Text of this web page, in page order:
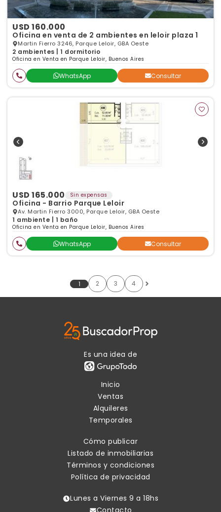
USD 160.000
Oficina en venta de 2 ambientes en leloir plaza 1
Martin Fierro 3246, Parque Leloir, GBA Oeste
2 ambientes | 1 dormitorio
Oficina en Venta en Parque Leloir, Buenos Aires
WhatsApp Consultar
USD 165.000 Sin expensas
Oficina - Barrio Parque Leloir
Av. Martin Fierro 3000, Parque Leloir, GBA Oeste
1 ambiente | 1 baño
Oficina en Venta en Parque Leloir, Buenos Aires
WhatsApp Consultar
1 2 3 4
Es una idea de
Inicio
Ventas
Alquileres
Temporales
Cómo publicar
Listado de inmobiliarias
Términos y condiciones
Política de privacidad
Lunes a Viernes 9 a 18hs
Contacto